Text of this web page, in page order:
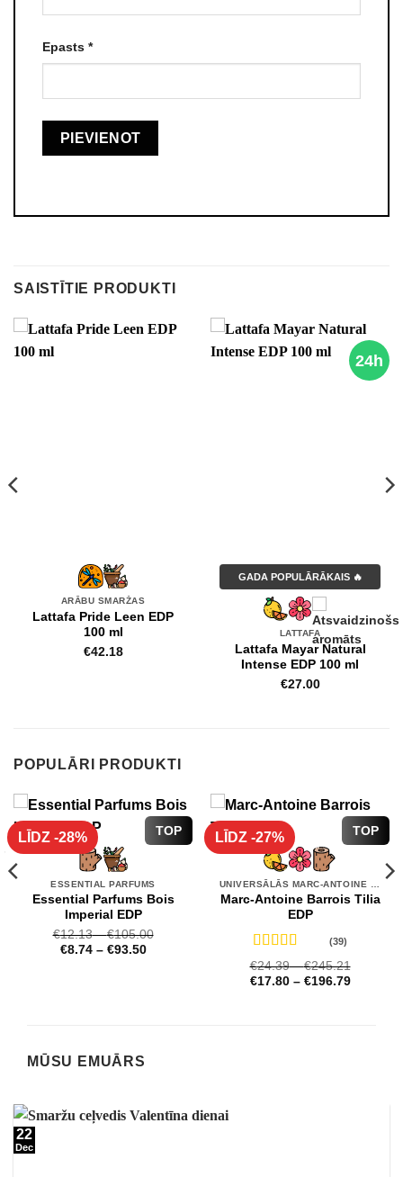
Epasts *
SAISTĪTIE PRODUKTI
ARĀBU SMARŽAS
Lattafa Pride Leen EDP
100 ml
€42.18
24h
GADA POPULĀRĀKAIS 🔥
LATTAFA
Lattafa Mayar Natural
Intense EDP 100 ml
€27.00
POPULĀRI PRODUKTI
TOP
LĪDZ -28%
ESSENTIAL PARFUMS
Essential Parfums Bois
Imperial EDP
€12.13–€105.00
€8.74– €93.50
TOP
LĪDZ -27%
Marc-Antoine Barrois Tilia
EDP
Novērtēts
ar4.72 no 5
(39)
€24.39–€245.21
€17.80– €196.79
MŪSU EMUĀRS
22
Dec